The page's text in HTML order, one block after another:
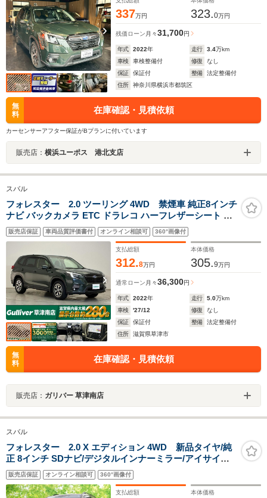
337万円 323.0万円
残価ローン 月々31,700円
年式 2022年 走行 3.4万km
車検
車検整備付 修復
なし
保証
保証付 整備
法定整備付
住所
神奈川県横浜市都筑区
無
料
在庫確認・見積依頼
カーセンサーアフター保証がBプランに付いています
販売店： 横浜ユーポス 港北支店
スバル
フォレスター 2.0 ツーリング 4WD 禁煙車 純正8インチ
ナビ バックカメラ ETC ドラレコ ハーフレザーシート ア
イサイト クルーズコントロール パドルシフト シートヒー
ター 革ステアリング LEDヘッドライト 純正アルミホイー
販売店保証 車両品質評価書付 オンライン相談可 360°画像付
支払総額
312.8万円
本体価格
305.9万円
通常ローン 月々36,300円
年式 2022年 走行 5.0万km
車検
'27/12 修復
なし
保証
保証付 整備
法定整備付
住所
滋賀県草津市
無
料
在庫確認・見積依頼
販売店： ガリバー 草津南店
スバル
フォレスター 2.0 X エディション 4WD 新品タイヤ/純
正 8インチ SDナビ/デジタルインナーミラー/アイサイト/
シートヒーター/車線逸脱防止支援システム/シート ハーフ
レザー/電動バックドア/ドライブレコーダー 前後
販売店保証 オンライン相談可 360°画像付
支払総額 本体価格